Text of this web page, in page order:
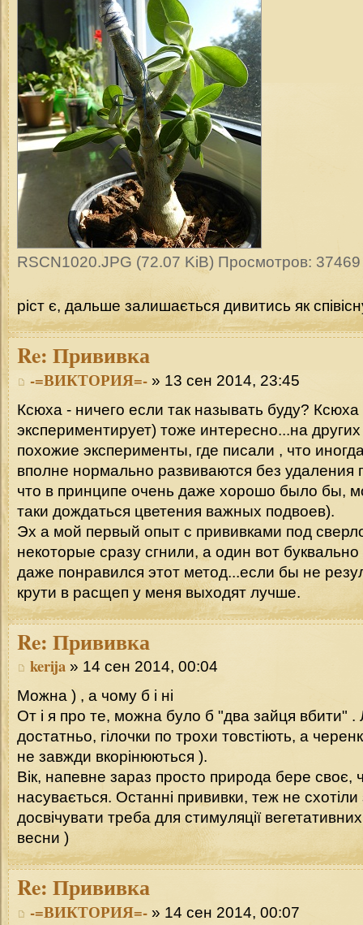
RSCN1020.JPG (72.07 KiB) Просмотров: 37469
ріст є, дальше залишається дивитись як
Re: Прививка
-=ВИКТОРИЯ=- » 13 сен 2014, 23:45
Ксюха - ничего если так называть буду? Ксюха
экспериментирует) тоже интересно...на
похожие эксперименты, где писали , что
вполне нормально развиваются без удаления
что в принципе очень даже хорошо было бы,
таки дождаться цветения важных подвоев).
Эх а мой первый опыт с прививками под
некоторые сразу сгнили, а один вот
даже понравился этот метод...если бы не
крути в расщеп у меня выходят лучше.
Re: Прививка
kerija » 14 сен 2014, 00:04
Можна ) , а чому б і ні
От і я про те, можна було б "два зайця вбити" .
достатньо, гілочки по трохи товстіють, а
не завжди вкорінюються ).
Вік, напевне зараз просто природа бере своє,
насувається. Останні прививки, теж не
досвічувати треба для стимуляції
весни )
Re: Прививка
-=ВИКТОРИЯ=- » 14 сен 2014, 00:07